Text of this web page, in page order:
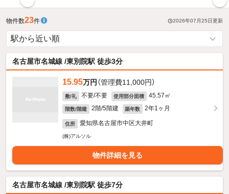
物件数23件 2026年07月25日更新
名古屋市名城線 /東別院駅 徒歩3分
15.95万円 （管理費11,000円）
敷/礼 不要/不要 使用部分面積 45.57㎡
階数/階建 2階/5階建 築年数 2年1ヶ月
住所 愛知県名古屋市中区大井町
(株)アルソル
物件詳細を見る
名古屋市名城線 /東別院駅 徒歩7分